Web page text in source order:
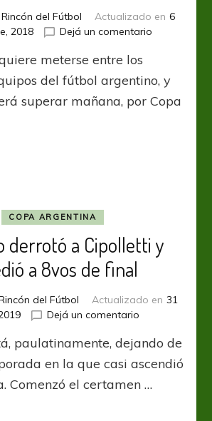
del Fútbol Actualizado en 6
2018
Dejá un comentario
a
paso
firme
meterse entre los
del fútbol argentino, y
superar mañana, por Copa
COPA ARGENTINA
derrotó a Cipolletti y
a 8vos de final
del Fútbol Actualizado en 31
Dejá un comentario
derrotó
a
y
paulatinamente, dejando de
en la que casi ascendió
Comenzó el certamen …